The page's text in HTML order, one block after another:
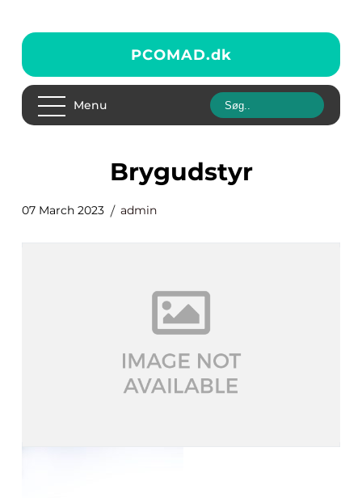
PCOMAD.dk
Menu
brygudstyr
07 March 2023 admin